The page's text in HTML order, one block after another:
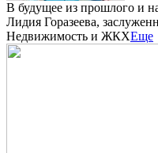
В будущее из прошлого и
Лидия Горазеева,
Недвижимость и ЖКХЕще